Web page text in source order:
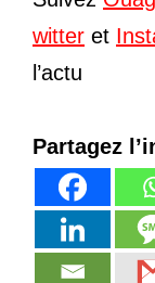
witter et
l’actu
Partagez